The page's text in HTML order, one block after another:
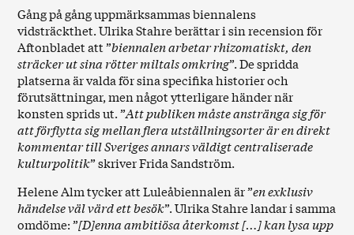
Gång på gång uppmärksammas biennalens
vidsträckthet. Ulrika Stahre berättar i sin recension för
Aftonbladet att ”biennalen arbetar rhizomatiskt, den
sträcker ut sina rötter miltals omkring”. De spridda
platserna är valda för sina specifika historier och
förutsättningar, men något ytterligare händer när
konsten sprids ut. ”Att publiken måste anstränga sig för
att förflytta sig mellan flera utställningsorter är en direkt
kommentar till Sveriges annars väldigt centraliserade
kulturpolitik” skriver Frida Sandström.
Helene Alm tycker att Luleåbiennalen är ”en exklusiv
händelse väl värd ett besök”. Ulrika Stahre landar i samma
omdöme: ”[D]enna ambitiösa återkomst […] kan lysa upp